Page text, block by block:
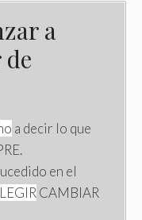
a
a decir lo que
en el
CAMBIAR